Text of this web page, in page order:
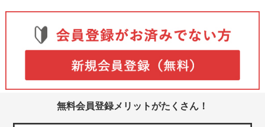
無料会員登録メリットがたくさん！